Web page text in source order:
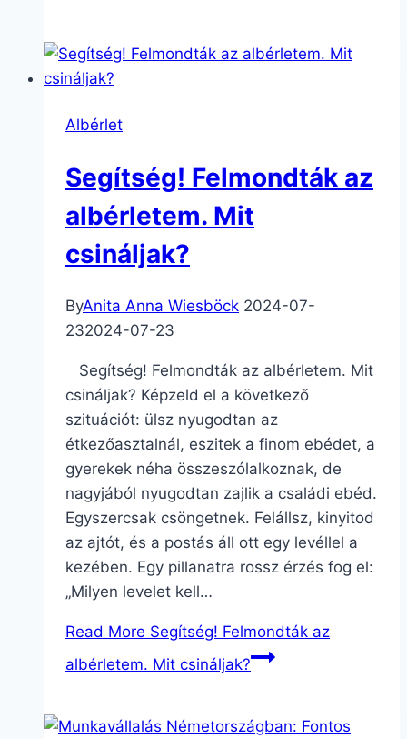
Albérlet
Segítség! Felmondták az
albérletem. Mit
csináljak?
ByAnita Anna Wiesböck 2024-07-
232024-07-23
Segítség! Felmondták az albérletem. Mit
csináljak? Képzeld el a következő
szituációt: ülsz nyugodtan az
étkezőasztalnál, eszitek a finom ebédet, a
gyerekek néha összeszólalkoznak, de
nagyjából nyugodtan zajlik a családi ebéd.
Egyszercsak csöngetnek. Felállsz, kinyitod
az ajtót, és a postás áll ott egy levéllel a
kezében. Egy pillanatra rossz érzés fog el:
„Milyen levelet kell…
Read More Segítség! Felmondták az
albérletem. Mit csináljak?